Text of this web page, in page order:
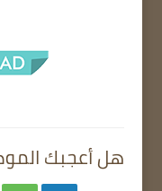
هل أعجبك